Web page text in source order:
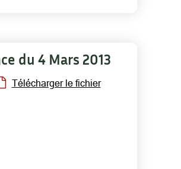
du 4 Mars 2013
Télécharger le fichier